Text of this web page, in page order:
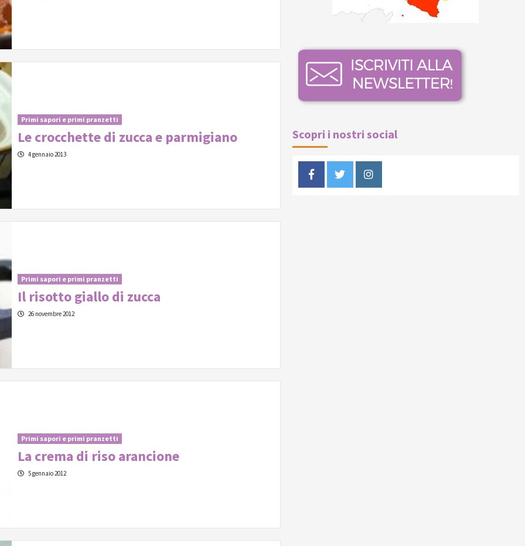
Primi sapori e primi pranzetti
Le crocchette di zucca e parmigiano
4 gennaio 2013
Primi sapori e primi pranzetti
Il risotto giallo di zucca
26 novembre 2012
Primi sapori e primi pranzetti
La crema di riso arancione
5 gennaio 2012
Scopri i nostri social
FacebookTwitterInstagram